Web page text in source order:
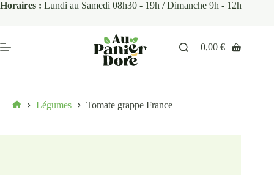
Horaires : Lundi au Samedi 08h30 - 19h / Dimanche 9h - 12h
0,00€
Légumes Tomate grappe France